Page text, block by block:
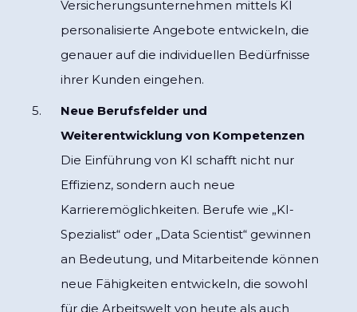
Versicherungsunternehmen mittels KI
personalisierte Angebote entwickeln, die
genauer auf die individuellen Bedürfnisse
ihrer Kunden eingehen.
Neue Berufsfelder und
Weiterentwicklung von Kompetenzen
Die Einführung von KI schafft nicht nur
Effizienz, sondern auch neue
Karrieremöglichkeiten. Berufe wie „KI-
Spezialist“ oder „Data Scientist“ gewinnen
an Bedeutung, und Mitarbeitende können
neue Fähigkeiten entwickeln, die sowohl
für die Arbeitswelt von heute als auch